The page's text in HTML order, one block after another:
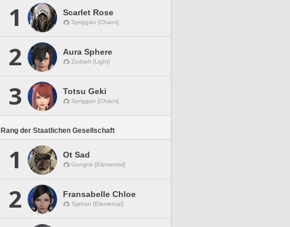
1 Scarlet Rose
Spriggan [Chaos]
2 Aura Sphere
Zodiark [Light]
3 Totsu Geki
Spriggan [Chaos]
Rang der Staatlichen Gesellschaft
1 Ot Sad
Gungnir [Elemental]
2 Fransabelle Chloe
Typhon [Elemental]